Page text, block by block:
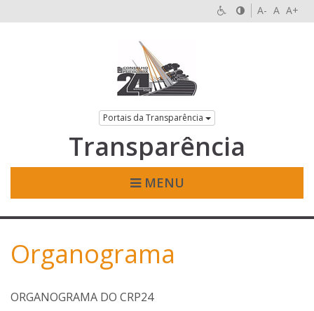
A- A A+
Portais da Transparência
Transparência
MENU
Organograma
ORGANOGRAMA DO CRP24